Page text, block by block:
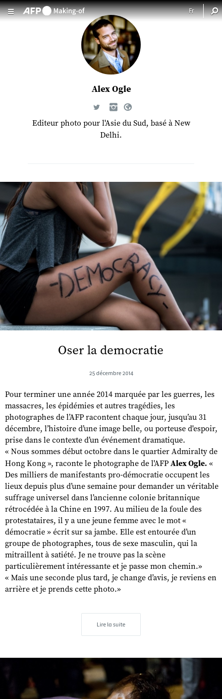
Alex Ogle
Editeur photo pour l'Asie du Sud, basé à New
Delhi.
Oser la democratie
25 décembre 2014
Pour terminer une année 2014 marquée par les guerres, les
massacres, les épidémies et autres tragédies, les
photographes de l’AFP racontent chaque jour, jusqu’au 31
décembre, l’histoire d’une image belle, ou porteuse d'espoir,
prise dans le contexte d’un événement dramatique.
« Nous sommes début octobre dans le quartier Admiralty de
Hong Kong », raconte le photographe de l'AFP Alex Ogle. «
Des milliers de manifestants pro-démocratie occupent les
lieux depuis plus d’une semaine pour demander un véritable
suffrage universel dans l’ancienne colonie britannique
rétrocédée à la Chine en 1997. Au milieu de la foule des
protestataires, il y a une jeune femme avec le mot «
démocratie » écrit sur sa jambe. Elle est entourée d’un
groupe de photographes, tous de sexe masculin, qui la
mitraillent à satiété. Je ne trouve pas la scène
particulièrement intéressante et je passe mon chemin.»
« Mais une seconde plus tard, je change d’avis, je reviens en
arrière et je prends cette photo.»
Lire la suite